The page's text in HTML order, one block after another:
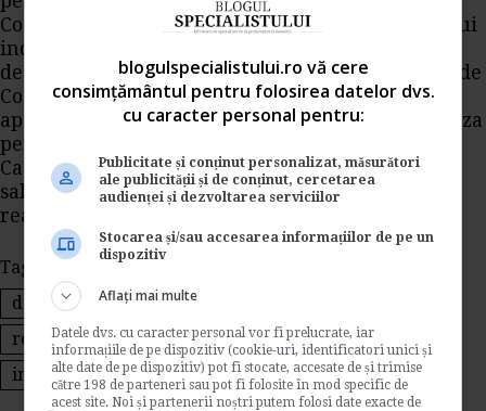
Codul muncii in art. 83. Astfel, durata contractului
individual de munca poate fi determinata numai
de aceste cazuri si de termenul maxim prevazut de
Codul muncii . Ca modalitate de verificare a
aptitudinilor salariatului, angajatorul poate utiliza
perioada de proba.
Ca atare, angajatorul are obligatia sa acorde
salariatului bonusul in functie de gradul de
realizare a obiectivelor stabilite.
Tags:
cim pe durata determinata
durata conditionata de performantele salariatului
relatii de munca
evaluare
codul muncii
indemnizatii
blogulspecialistului.ro vă cere
consimțământul pentru folosirea datelor dvs.
cu caracter personal pentru:
Publicitate și conținut personalizat, măsurători
ale publicității și de conținut, cercetarea
audienței și dezvoltarea serviciilor
Stocarea și/sau accesarea informațiilor de pe un
dispozitiv
Aflați mai multe
Datele dvs. cu caracter personal vor fi prelucrate, iar
informațiile de pe dispozitiv (cookie-uri, identificatori unici și
alte date de pe dispozitiv) pot fi stocate, accesate de și trimise
către 198 de parteneri sau pot fi folosite în mod specific de
acest site. Noi și partenerii noștri putem folosi date exacte de